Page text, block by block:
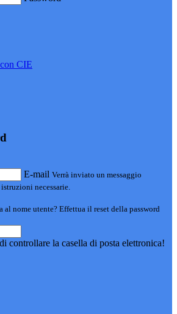
CIE
E-mail Verrà inviato un messaggio
necessarie.
al nome utente? Effettua il reset della password
controllare la casella di posta elettronica!